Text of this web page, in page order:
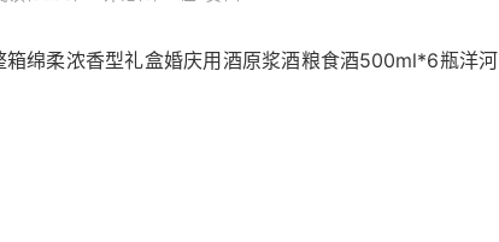
箱绵柔浓香型礼盒婚庆用酒原浆酒粮食酒500ml*6瓶洋河